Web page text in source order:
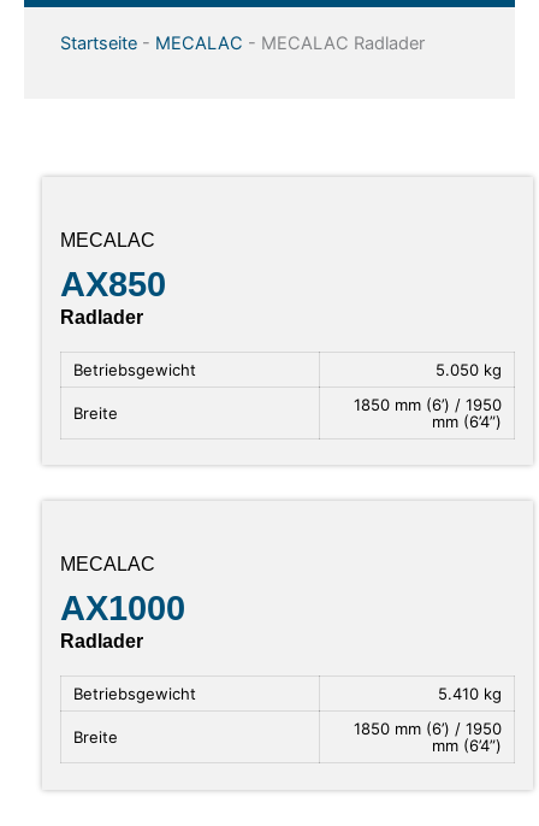
Startseite - MECALAC - MECALAC Radlader
MECALAC
AX850
Radlader
Betriebsgewicht 5.050 kg
Breite
1850 mm (6’) / 1950
mm (6’4”)
MECALAC
AX1000
Radlader
Betriebsgewicht 5.410 kg
Breite
1850 mm (6’) / 1950
mm (6’4”)